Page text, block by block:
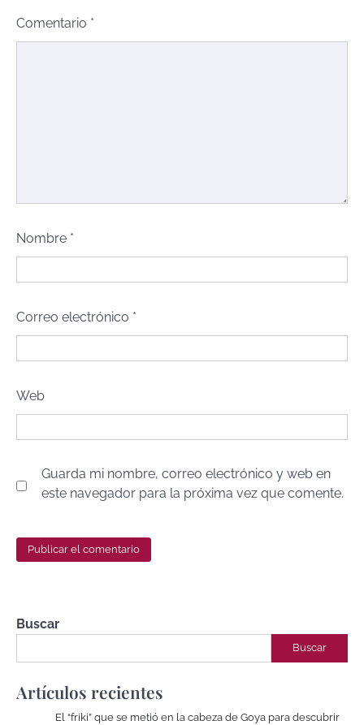
Comentario *
Nombre *
Correo electrónico *
Web
Guarda mi nombre, correo electrónico y web en
este navegador para la próxima vez que comente.
Buscar
Buscar
Artículos recientes
El “friki” que se metió en la cabeza de Goya para descubrir